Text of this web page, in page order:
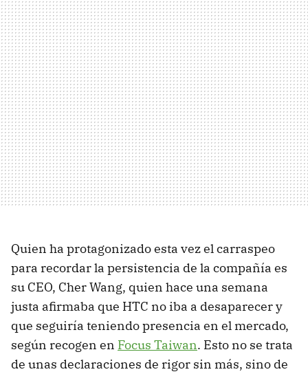
Quien ha protagonizado esta vez el carraspeo
para recordar la persistencia de la compañía es
su CEO, Cher Wang, quien hace una semana
justa afirmaba que HTC no iba a desaparecer y
que seguiría teniendo presencia en el mercado,
según recogen en Focus Taiwan. Esto no se trata
de unas declaraciones de rigor sin más, sino de